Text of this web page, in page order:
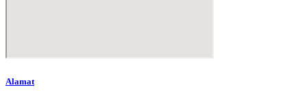
Alamat